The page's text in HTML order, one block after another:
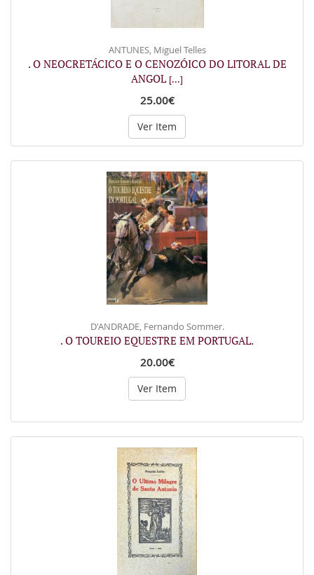
ANTUNES, Miguel Telles
. O NEOCRETÁCICO E O CENOZÓICO DO LITORAL DE
ANGOL [...]
25.00€
Ver Item
D'ANDRADE, Fernando Sommer.
. O TOUREIO EQUESTRE EM PORTUGAL.
20.00€
Ver Item